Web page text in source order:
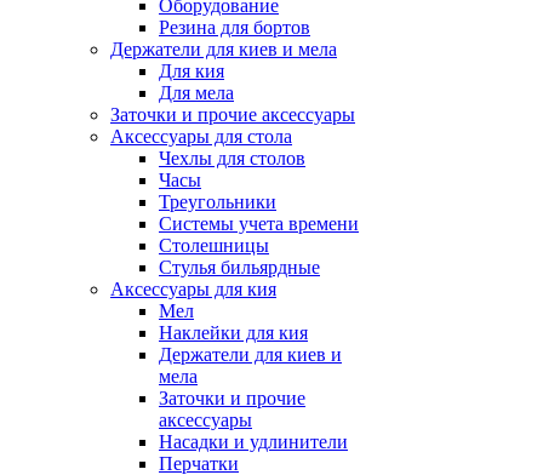
Оборудование
Резина для бортов
Держатели для киев и мела
Для кия
Для мела
Заточки и прочие аксессуары
Аксессуары для стола
Чехлы для столов
Часы
Треугольники
Системы учета времени
Столешницы
Стулья бильярдные
Аксессуары для кия
Мел
Наклейки для кия
Держатели для киев и
мела
Заточки и прочие
аксессуары
Насадки и удлинители
Перчатки